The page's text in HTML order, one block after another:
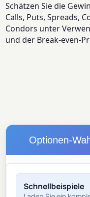
Schätzen Sie die
Calls, Puts, Spreads,
Condors unter
und der Break-even-
Optionen-
Schnellbeispiele